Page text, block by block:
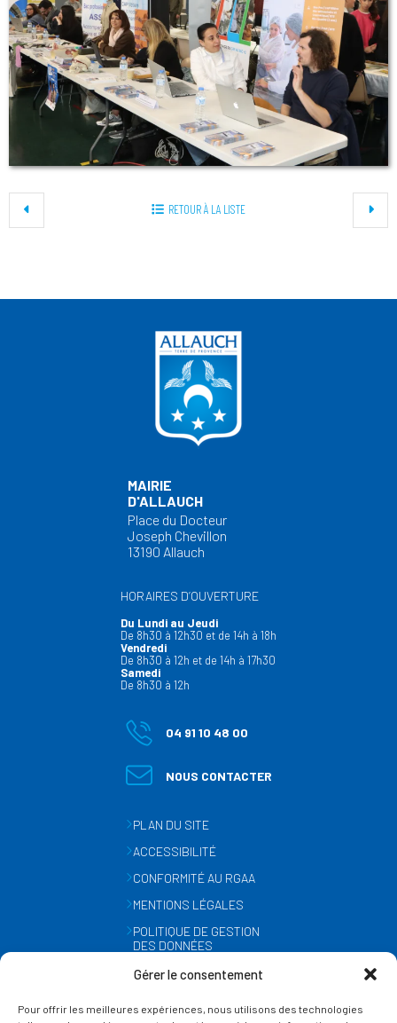
Gérer le consentement
Pour offrir les meilleures expériences, nous utilisons des technologies
RETOUR À LA LISTE
MAIRIE
D'ALLAUCH
Place du Docteur
Joseph Chevillon
13190 Allauch
HORAIRES D’OUVERTURE
Du Lundi au Jeudi
De 8h30 à 12h30 et de 14h à 18h
Vendredi
De 8h30 à 12h et de 14h à 17h30
Samedi
De 8h30 à 12h
04 91 10 48 00
NOUS CONTACTER
PLAN DU SITE
ACCESSIBILITÉ
CONFORMITÉ AU RGAA
MENTIONS LÉGALES
POLITIQUE DE GESTION
DES DONNÉES
GESTION DES COOKIES